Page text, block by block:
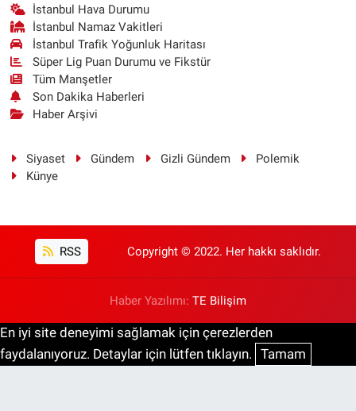
İstanbul Hava Durumu
İstanbul Namaz Vakitleri
İstanbul Trafik Yoğunluk Haritası
Süper Lig Puan Durumu ve Fikstür
Tüm Manşetler
Son Dakika Haberleri
Haber Arşivi
Siyaset Gündem Gizli Gündem
Polemik
Künye
RSS Copyright © 2022. Her hakkı saklıdır.
Haber Yazılımı: TE Bilişim
En iyi site deneyimi sağlamak için çerezlerden
faydalanıyoruz. Detaylar için lütfen tıklayın. Tamam